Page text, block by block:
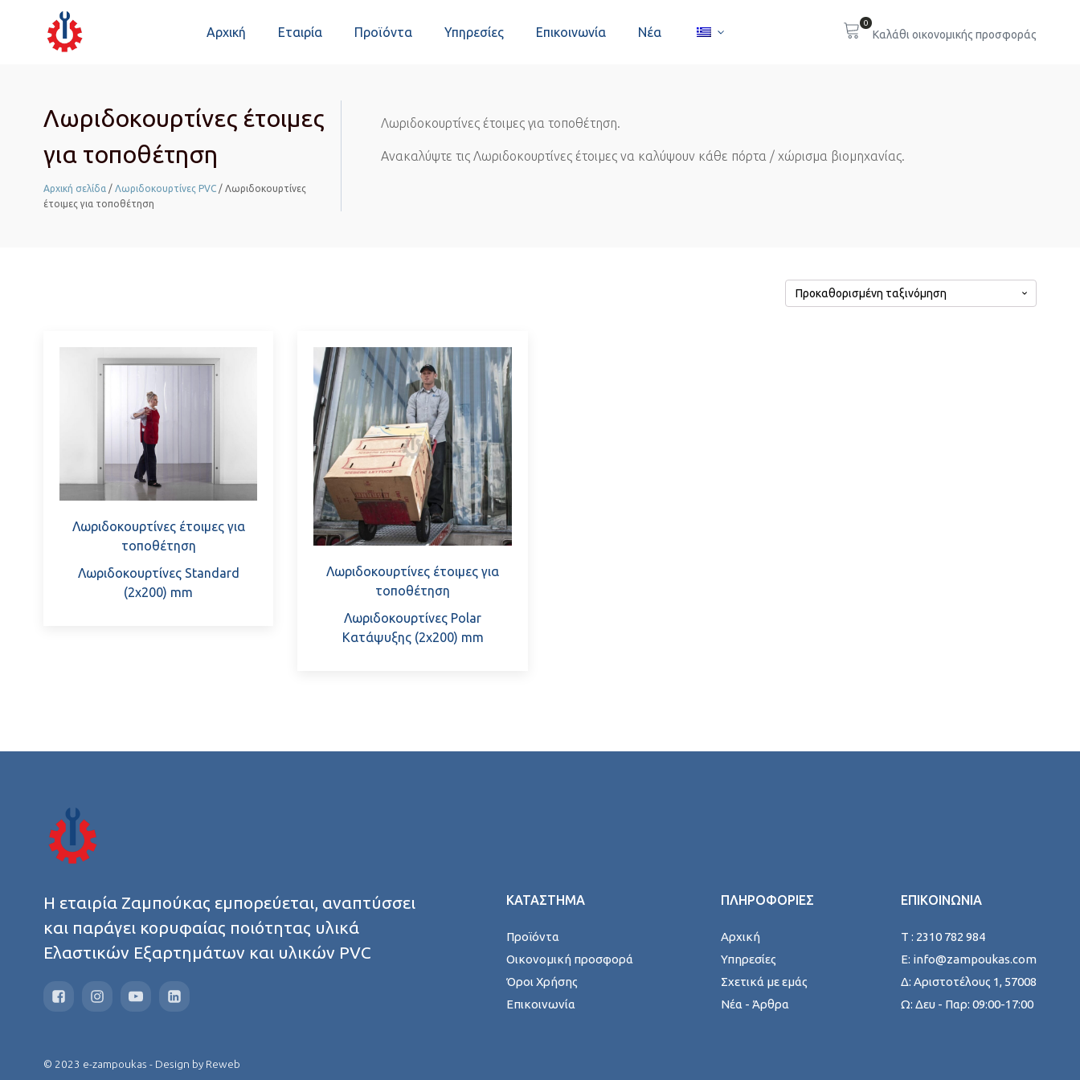
Αρχική Εταιρία Προϊόντα Υπηρεσίες Επικοινωνία Νέα
0
Λωριδοκουρτίνες έτοιμες
για τοποθέτηση
Αρχική σελίδα/ Λωριδοκουρτίνες PVC/ Λωριδοκουρτίνες
έτοιμες για τοποθέτηση
Λωριδοκουρτίνες έτοιμες για τοποθέτηση.
Ανακαλύψτε τις Λωριδοκουρτίνες έτοιμες να καλύψουν κάθε πόρτα / χώρισμα βιομηχανίας.
Λωριδοκουρτίνες έτοιμες για
τοποθέτηση
Λωριδοκουρτίνες Standard
(2x200) mm
Λωριδοκουρτίνες έτοιμες για
τοποθέτηση
Λωριδοκουρτίνες Polar
Κατάψυξης (2x200) mm
Η εταιρία Ζαμπούκας εμπορεύεται, αναπτύσσει
και παράγει κορυφαίας ποιότητας υλικά
Ελαστικών Εξαρτημάτων και υλικών PVC
ΚΑΤΑΣΤΗΜΑ
Προϊόντα
Οικονομική προσφορά
Όροι Χρήσης
Επικοινωνία
ΠΛΗΡΟΦΟΡΙΕΣ
Αρχική
Υπηρεσίες
Σχετικά με εμάς
Νέα - Άρθρα
ΕΠΙΚΟΙΝΩΝΙΑ
T : 2310 782 984
E: info@zampoukas.com
Δ: Αριστοτέλους 1, 57008
Ω: Δευ - Παρ: 09:00-17:00
© 2023 e-zampoukas - Design by Reweb